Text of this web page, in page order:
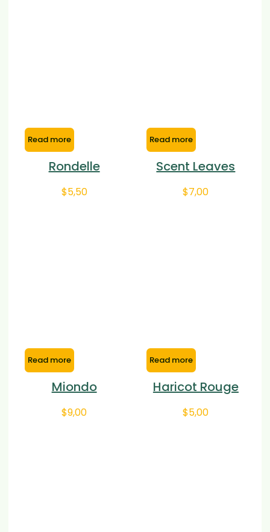
Read more
Rondelle
$5,50
Read more
Scent Leaves
$7,00
Read more
Miondo
$9,00
Read more
Haricot Rouge
$5,00